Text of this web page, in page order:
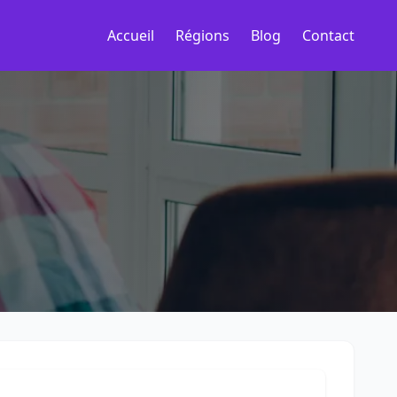
Accueil Régions Blog Contact